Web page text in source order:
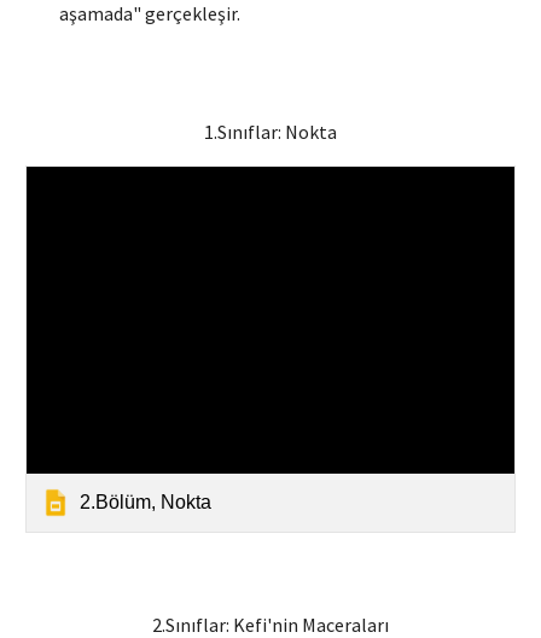
aşamada" gerçekleşir.
1.Sınıflar: Nokta
2.Bölüm, Nokta
2.Sınıflar: Kefi'nin Maceraları